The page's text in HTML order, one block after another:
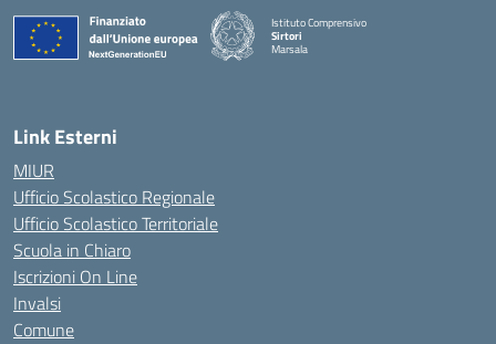
Istituto Comprensivo
Sirtori
Marsala
Link Esterni
MIUR
Ufficio Scolastico Regionale
Ufficio Scolastico Territoriale
Scuola in Chiaro
Iscrizioni On Line
Invalsi
Comune